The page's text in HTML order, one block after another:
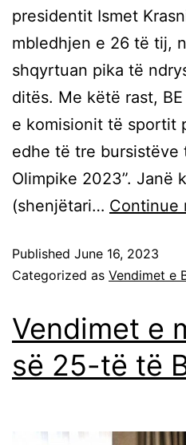
presidentit Ismet
mbledhjen e 26 të tij,
shqyrtuan pika të
ditës. Me këtë rast,
e komisionit të sportit
edhe të tre bursistëve
Olimpike 2023”. Janë
(shenjëtari… Continue
Published June 16, 2023
Categorized as Vendimet e
Vendimet e
së 25-të të